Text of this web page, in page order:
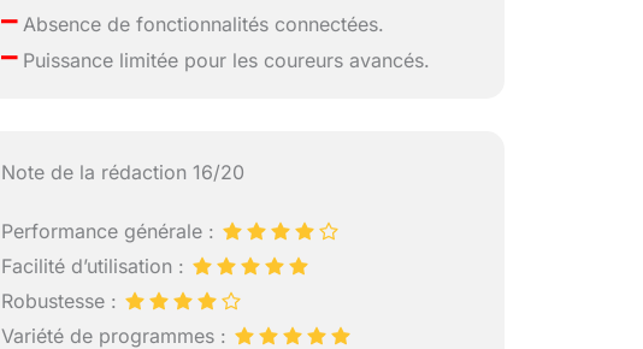
–Absence de fonctionnalités connectées.
–Puissance limitée pour les coureurs avancés.
Note de la rédaction 16/20
Performance générale :
Facilité d’utilisation :
Robustesse :
Variété de programmes :